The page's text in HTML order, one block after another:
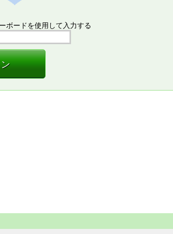
ボードを使用して入力する